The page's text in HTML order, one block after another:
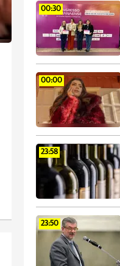
00:30
00:00
23:58
23:50